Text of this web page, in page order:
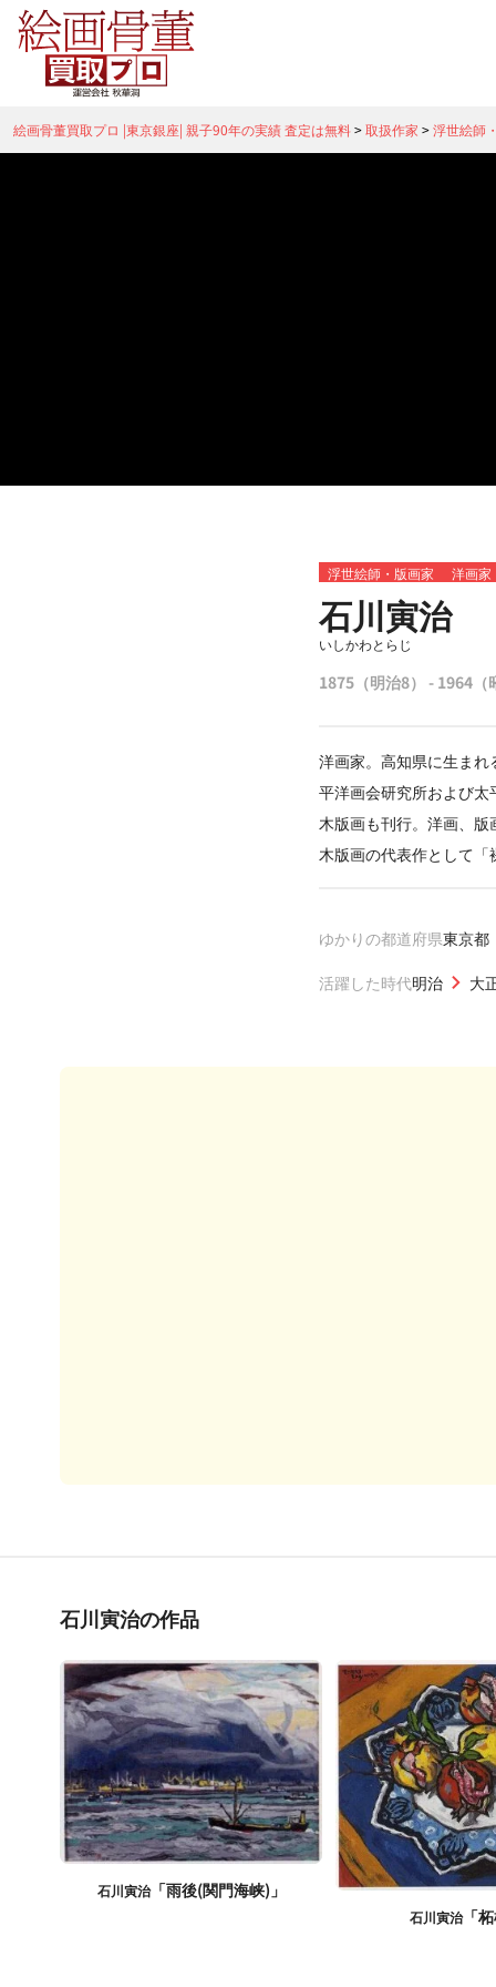
絵画骨董買取プロ |東京銀座| 親子90年の実績 査定は無料>取扱作家 >浮世絵師
浮世絵師・版画家 洋画家
石川寅治
いしかわとらじ
1875（明治8） - 1964（
洋画家。高知県に生ま
平洋画会研究所および
木版画も刊行。洋画、
木版画の代表作として
ゆかりの都道府県東京都
活躍した時代明治 大
石川寅治の作品
石川寅治「雨後(関門海峡)」
石川寅治「